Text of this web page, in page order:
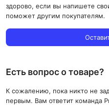
здорово, если вы напишете
поможет другим покупателям.
Есть вопрос о товаре?
К сожалению, пока никто не
первым. Вам ответит команда